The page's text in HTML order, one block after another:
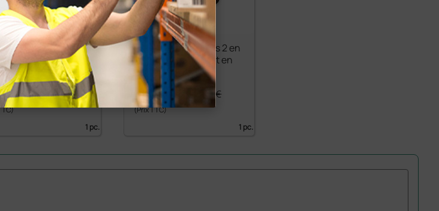
d’urgence Silos 2 en
– bleu
€175,20 €
1 pc.
Sac d’urgence Silos 2 en
polyester recouvert en
PVC - rouge
150,48 € 198,00 €
(Prix TTC)
1 pc.